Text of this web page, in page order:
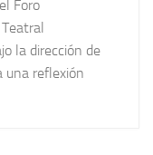
Foro
la dirección de
una reflexión